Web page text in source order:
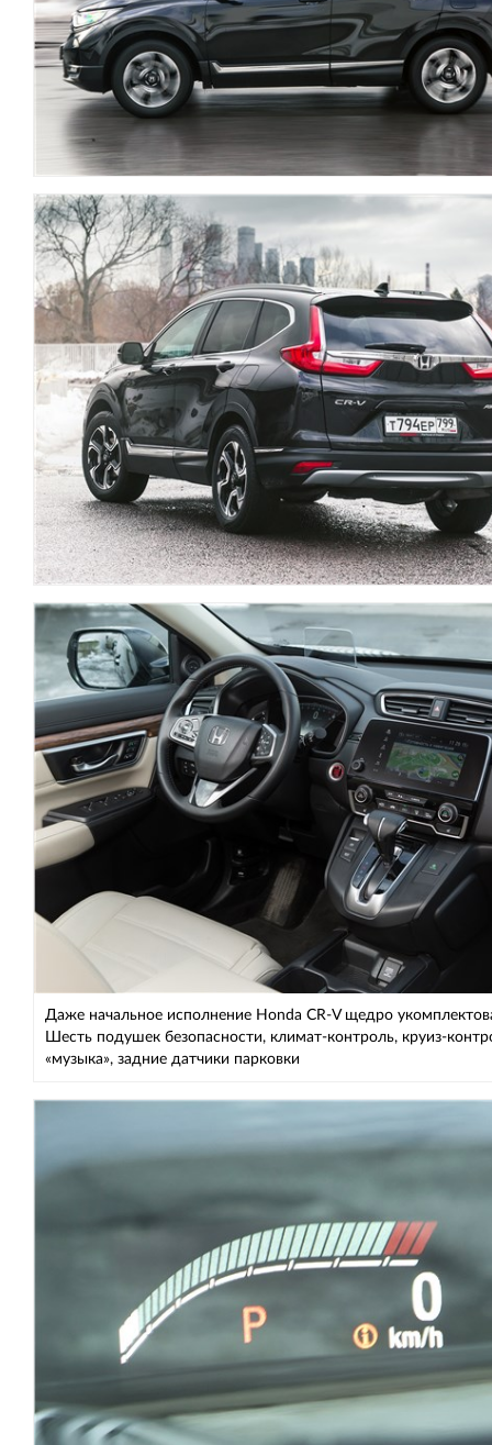
Даже начальное исполнение Honda CR-V щедро
Шесть подушек безопасности, климат-контроль, круиз-
«музыка», задние датчики парковки